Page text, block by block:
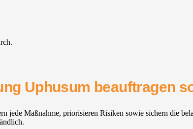
Uphusum beauftragen
jede Maßnahme, priorisieren Risiken sowie sichern die